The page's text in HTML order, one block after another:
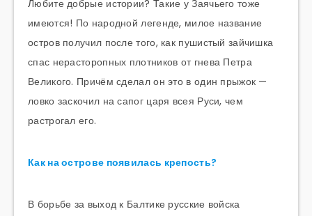
Любите добрые истории? Такие у Заячьего тоже
имеются! По народной легенде, милое название
остров получил после того, как пушистый зайчишка
спас нерасторопных плотников от гнева Петра
Великого. Причём сделал он это в один прыжок —
ловко заскочил на сапог царя всея Руси, чем
растрогал его.
Как на острове появилась крепость?
В борьбе за выход к Балтике русские войска